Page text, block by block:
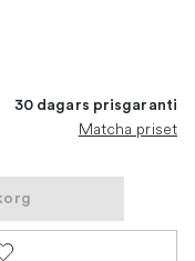
30 dagars prisgaranti
Matcha priset